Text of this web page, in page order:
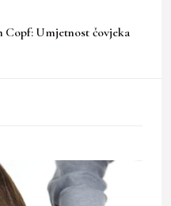
Umjetnost čovjeka